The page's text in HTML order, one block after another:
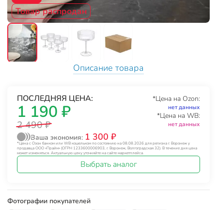
Товар распродан
Описание товара
ПОСЛЕДНЯЯ ЦЕНА:
1 190 ₽
2 490 ₽
*Цена на Ozon:
нет данных
*Цена на WB:
нет данных
Ваша экономия: 1 300 ₽
*Цена с Озон банком или WB кошельком по состоянию на 08.08.2026 для региона г. Воронеж у
продавца ООО «Прайм» (ОГРН 1233600006903, г. Воронеж, Волгоградская 32). В течение дня цена
может изменяться. Актуальную цену уточняйте на сайте маркетплейса.
Выбрать аналог
Фотографии покупателей